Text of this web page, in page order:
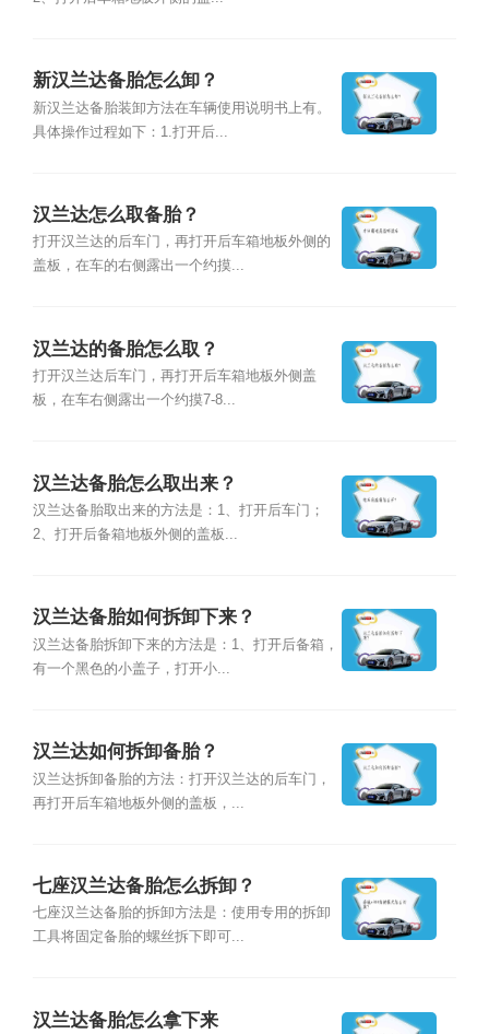
新汉兰达备胎怎么卸？
新汉兰达备胎装卸方法在车辆使用说明书上有。
具体操作过程如下：1.打开后...
汉兰达怎么取备胎？
打开汉兰达的后车门，再打开后车箱地板外侧的
盖板，在车的右侧露出一个约摸...
汉兰达的备胎怎么取？
打开汉兰达后车门，再打开后车箱地板外侧盖
板，在车右侧露出一个约摸7-8...
汉兰达备胎怎么取出来？
汉兰达备胎取出来的方法是：1、打开后车门；
2、打开后备箱地板外侧的盖板...
汉兰达备胎如何拆卸下来？
汉兰达备胎拆卸下来的方法是：1、打开后备箱，
有一个黑色的小盖子，打开小...
汉兰达如何拆卸备胎？
汉兰达拆卸备胎的方法：打开汉兰达的后车门，
再打开后车箱地板外侧的盖板，...
七座汉兰达备胎怎么拆卸？
七座汉兰达备胎的拆卸方法是：使用专用的拆卸
工具将固定备胎的螺丝拆下即可...
汉兰达备胎怎么拿下来